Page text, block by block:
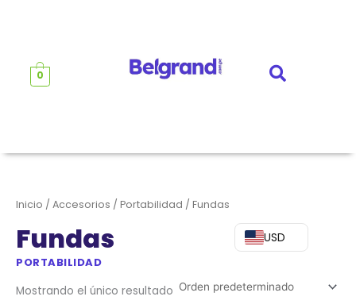
0
USD
Inicio / Accesorios / Portabilidad / Fundas
Fundas
PORTABILIDAD
Mostrando el único resultado